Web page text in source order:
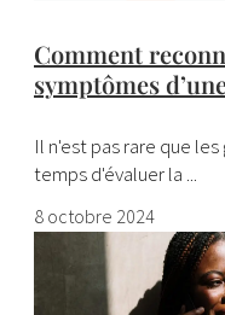
Comment
symptômes
Il n'est pas rare que
temps d'évaluer la ...
8 octobre 2024